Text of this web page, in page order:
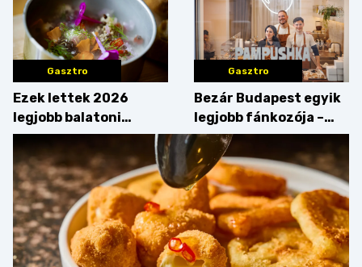
Gasztro
Ezek lettek 2026
legjobb balatoni
strandételei –
végigkóstoltuk a
győzteseket
Gasztro
Bezár Budapest egyik
legjobb fánkozója –
búcsúzik a Pampushka